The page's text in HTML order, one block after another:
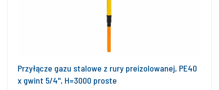
Przyłącze gazu stalowe z rury preizolowanej, PE40
x gwint 5/4'', H=3000 proste